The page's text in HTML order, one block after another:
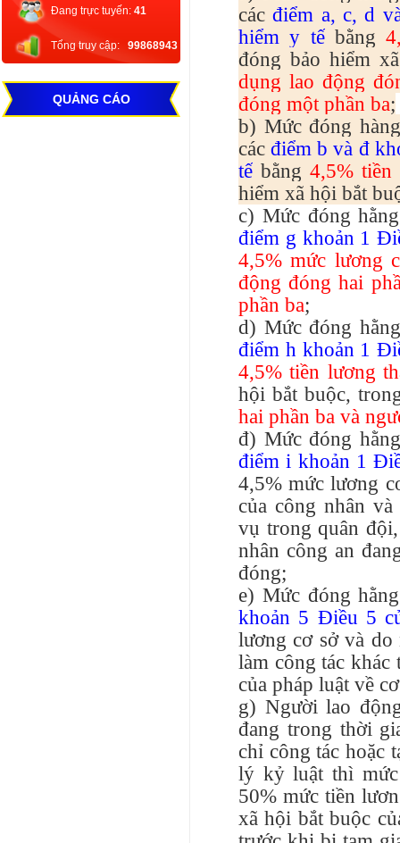
Đang trực tuyến: 41
Tổng truy cập: 99868943
QUẢNG CÁO
cácđiểm a, c, d
hiểm y tếbằng
đóng bảo hiểm
dụng lao động
đóng một phần ba;
b) Mức đóng
cácđiểm b và đ
tế bằng 4,5% tiền
hiểm xã hội bắt
c) Mức đóng
điểm g khoản 1
4,5% mức lương
động đóng hai
phần ba;
d) Mức đóng
điểm h khoản 1
4,5% tiền lương
hội bắt buộc,
hai phần ba và
đ) Mức đóng
điểm i khoản 1
4,5% mức lương
của công nhân
vụ trong quân
nhân công an
đóng;
e) Mức đóng
khoản 5 Điều 5
lương cơ sở và
làm công tác
của pháp luật về
g) Người lao
đang trong thời
chỉ công tác hoặc
lý kỷ luật thì mức
50% mức tiền
xã hội bắt buộc